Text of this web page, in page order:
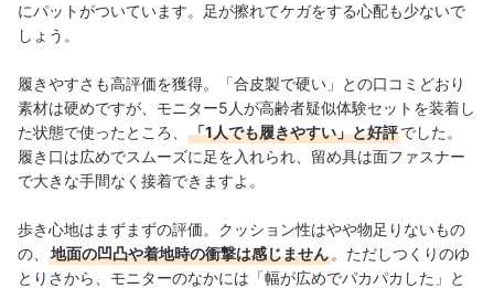
にパットがついています。足が擦れてケガをする心配も少ないで
しょう。
履きやすさも高評価を獲得。「合皮製で硬い」との口コミどおり
素材は硬めですが、モニター5人が高齢者疑似体験セットを装着し
た状態で使ったところ、
「1人でも履きやすい」と好評でした。
履き口は広めでスムーズに足を入れられ、留め具は面ファスナー
で大きな手間なく接着できますよ。
歩き心地はまずまずの評価。クッション性はやや物足りないもの
の、
地面の凹凸や着地時の衝撃は感じません 。ただしつくりのゆ
とりさから、モニターのなかには「幅が広めでパカパカした」と